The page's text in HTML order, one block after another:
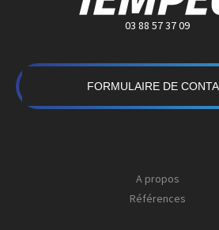
03 88 57 37 09
FORMULAIRE DE
A propos
Références